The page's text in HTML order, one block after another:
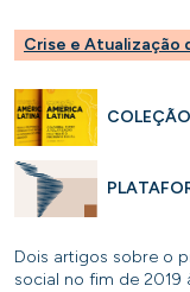
Crise e Atualização
Dois artigos sobre o
social no fim de 2019